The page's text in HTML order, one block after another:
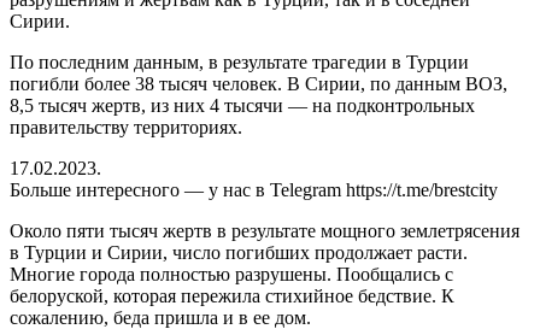
Сирии.
По последним данным, в результате трагедии в Турции
погибли более 38 тысяч человек. В Сирии, по данным ВОЗ,
8,5 тысяч жертв, из них 4 тысячи — на подконтрольных
правительству территориях.
17.02.2023.
Больше интересного — у нас в Telegram https://t.me/brestcity
Около пяти тысяч жертв в результате мощного землетрясения
в Турции и Сирии, число погибших продолжает расти.
Многие города полностью разрушены. Пообщались с
белоруской, которая пережила стихийное бедствие. К
сожалению, беда пришла и в ее дом.